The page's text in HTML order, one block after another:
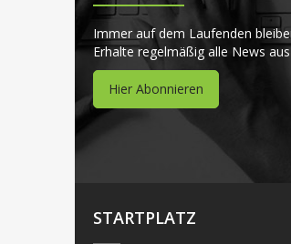
Immer auf dem Laufenden
Erhalte regelmäßig alle News
Hier Abonnieren
STARTPLATZ